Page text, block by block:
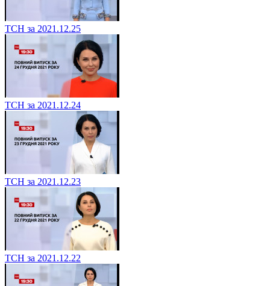
ТСН за 2021.12.25
ТСН за 2021.12.24
ТСН за 2021.12.23
ТСН за 2021.12.22